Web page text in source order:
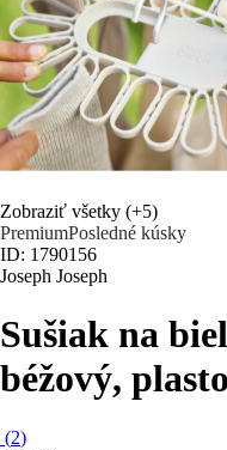
Zobraziť všetky (+5)
PremiumPosledné kúsky
ID: 1790156
Joseph Joseph
Sušiak na
béžový,
(2)